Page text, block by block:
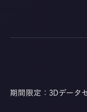
期間限定：3Dデータ